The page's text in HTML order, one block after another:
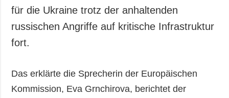
für die Ukraine trotz der anhaltenden
russischen Angriffe auf kritische Infrastruktur
fort.
Das erklärte die Sprecherin der Europäischen
Kommission, Eva Grnchirova, berichtet der